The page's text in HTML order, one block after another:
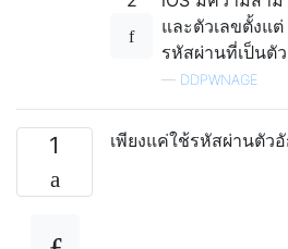
และตัวเลขตั้งแ
รหัสผ่านที่เป็นตั
— DDPWNAGE
1 เพียงแค่ใช้รหัสผ่านตัว